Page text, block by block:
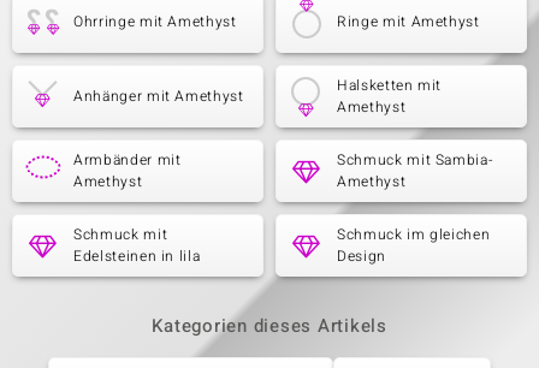
Ohrringe mit Amethyst Ringe mit Amethyst
Anhänger mit Amethyst
Halsketten mit
Amethyst
Armbänder mit
Amethyst
Schmuck mit Sambia-
Amethyst
Schmuck mit
Edelsteinen in lila
Schmuck im gleichen
Design
Kategorien dieses Artikels